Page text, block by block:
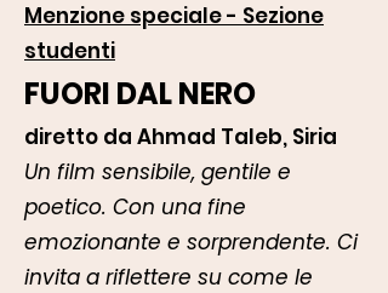
Menzione speciale - Sezione
studenti
FUORI DAL NERO
diretto da Ahmad Taleb, Siria
Un film sensibile, gentile e
poetico. Con una fine
emozionante e sorprendente. Ci
invita a riflettere su come le